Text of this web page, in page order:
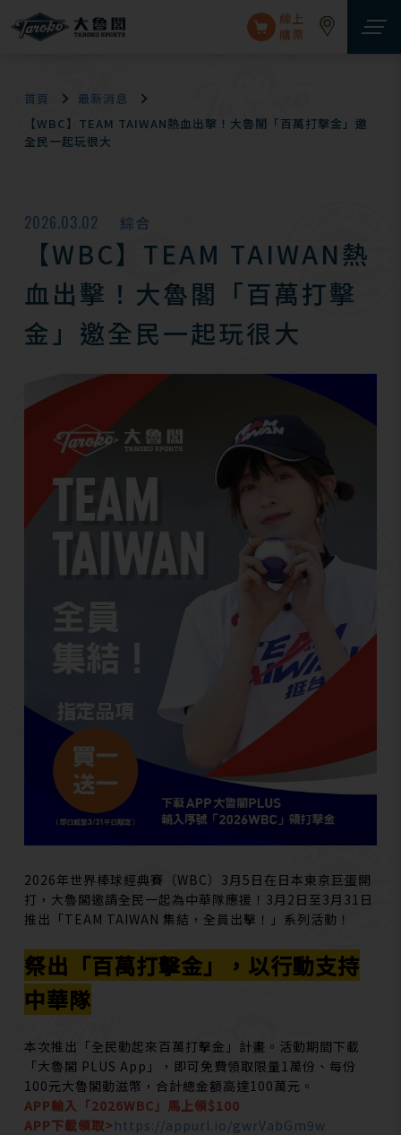
線上
購票
首頁
最新消息
【WBC】TEAM TAIWAN熱血出擊！大魯閣「百萬打擊金」邀
全民一起玩很大
2026.03.02 綜合
【WBC】TEAM TAIWAN熱
血出擊！大魯閣「百萬打擊
金」邀全民一起玩很大
2026年世界棒球經典賽（WBC）3月5日在日本東京巨蛋開
打，大魯閣邀請全民一起為中華隊應援！3月2日至3月31日
推出「TEAM TAIWAN 集結，全員出擊！」系列活動！
祭出「百萬打擊金」，以行動支持
中華隊
本次推出「全民動起來百萬打擊金」計畫。活動期間下載
「大魯閣 PLUS App」，即可免費領取限量1萬份、每份
100元大魯閣動滋幣，合計總金額高達100萬元。
APP輸入「2026WBC」馬上領$100
APP下載領取> https://appurl.io/gwrVabGm9w